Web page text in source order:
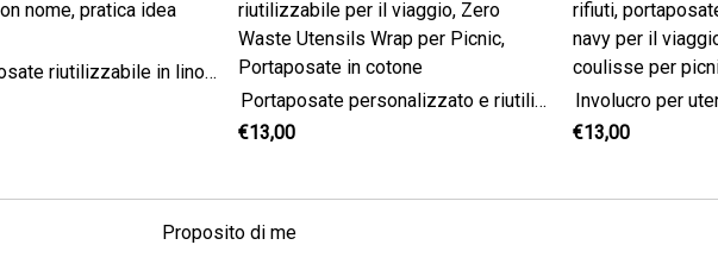
Rotolo di posate riutilizzabile in lino grigio con nome, pratica idea regalo
Portaposate personalizzato e riutilizzabile per il viaggio, Zero Waste Utensils Wrap per Picnic, Portaposate in cotone
€13,00
€13,00
Proposito di me